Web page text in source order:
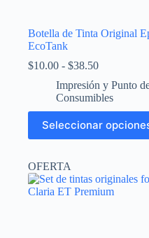
Botella de Tinta Original
EcoTank
$10.00 - $38.50Rango
precios:
desde
$10.00
hasta
$38.50
Impresión y Punto
Consumibles
Seleccionar
Este
producto
tiene
variantes.
Las
opciones
OFERTA